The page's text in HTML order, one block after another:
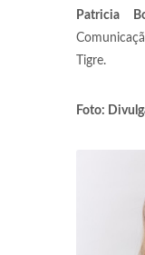
Patricia
Tigre.
Foto: